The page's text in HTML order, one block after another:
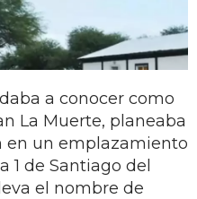
a conocer como
La Muerte, planeaba
en un emplazamiento
1 de Santiago del
el nombre de